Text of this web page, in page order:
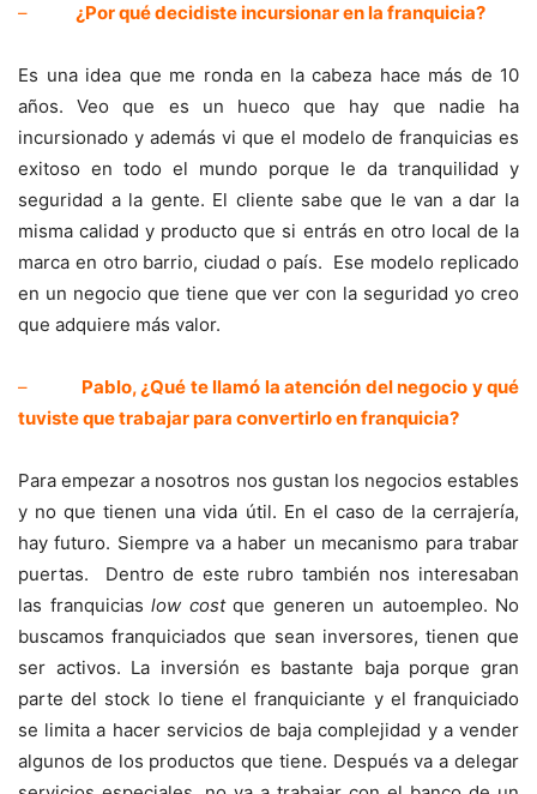
– ¿Por qué decidiste incursionar en la franquicia?
Es una idea que me ronda en la cabeza hace más de 10
años. Veo que es un hueco que hay que nadie ha
incursionado y además vi que el modelo de franquicias es
exitoso en todo el mundo porque le da tranquilidad y
seguridad a la gente. El cliente sabe que le van a dar la
misma calidad y producto que si entrás en otro local de la
marca en otro barrio, ciudad o país. Ese modelo replicado
en un negocio que tiene que ver con la seguridad yo creo
que adquiere más valor.
– Pablo, ¿Qué te llamó la atención del negocio y qué
tuviste que trabajar para convertirlo en franquicia?
Para empezar a nosotros nos gustan los negocios estables
y no que tienen una vida útil. En el caso de la cerrajería,
hay futuro. Siempre va a haber un mecanismo para trabar
puertas. Dentro de este rubro también nos interesaban
las franquicias low costque generen un autoempleo. No
buscamos franquiciados que sean inversores, tienen que
ser activos. La inversión es bastante baja porque gran
parte del stock lo tiene el franquiciante y el franquiciado
se limita a hacer servicios de baja complejidad y a vender
algunos de los productos que tiene. Después va a delegar